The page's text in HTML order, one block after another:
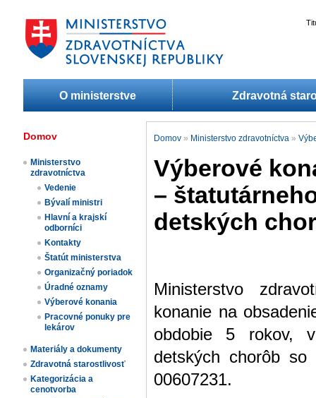
O ministerstve Zdravotná
Domov
Ministerstvo
zdravotníctva
Vedenie
Bývalí ministri
Hlavní a krajskí
odborníci
Kontakty
Štatút ministerstva
Organizačný poriadok
Úradné oznamy
Výberové konania
Pracovné ponuky pre
lekárov
Materiály a dokumenty
Zdravotná starostlivosť
Kategorizácia a
cenotvorba
Domov » Ministerstvo zdravotníctva »
Výberové
–
detských
Ministerstvo
konanie na
obdobie 5 rokov,
detských chorôb
00607231.